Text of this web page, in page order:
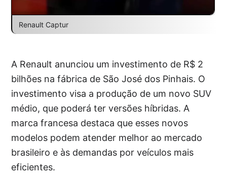
Renault Captur
A Renault anunciou um investimento de R$ 2
bilhões na fábrica de São José dos Pinhais. O
investimento visa a produção de um novo SUV
médio, que poderá ter versões híbridas. A
marca francesa destaca que esses novos
modelos podem atender melhor ao mercado
brasileiro e às demandas por veículos mais
eficientes.